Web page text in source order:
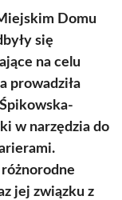
Domu
się
na celu
prowadziła
w narzędzia do
jej związku z